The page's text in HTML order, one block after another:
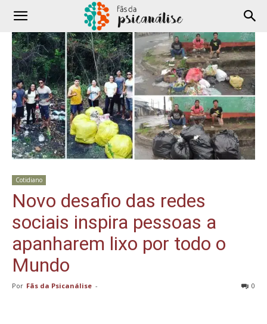
Cotidiano
Novo desafio das redes
sociais inspira pessoas a
apanharem lixo por todo o
Mundo
Por Fãs da Psicanálise - 0